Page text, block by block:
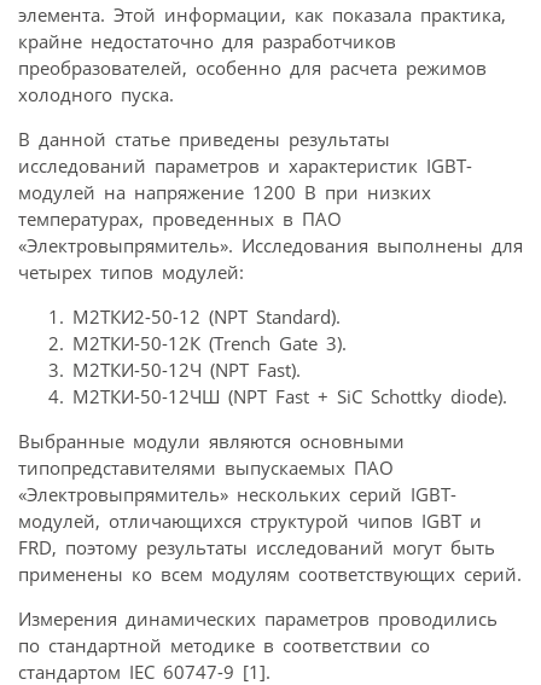
элемента. Этой информации, как показала практика,
крайне недостаточно для разработчиков
преобразователей, особенно для расчета режимов
холодного пуска.
В данной статье приведены результаты
исследований параметров и характеристик IGBT-
модулей на напряжение 1200 В при низких
температурах, проведенных в ПАО
«Электровыпрямитель». Исследования выполнены для
четырех типов модулей:
М2ТКИ2-50-12 (NPT Standard).
М2ТКИ-50-12К (Trench Gate 3).
М2ТКИ-50-12Ч (NPT Fast).
М2ТКИ-50-12ЧШ (NPT Fast + SiC Schottky diode).
Выбранные модули являются основными
типопредставителями выпускаемых ПАО
«Электровыпрямитель» нескольких серий IGBT-
модулей, отличающихся структурой чипов IGBT и
FRD, поэтому результаты исследований могут быть
применены ко всем модулям соответствующих серий.
Измерения динамических параметров проводились
по стандартной методике в соответствии со
стандартом IEC 60747-9 [1].